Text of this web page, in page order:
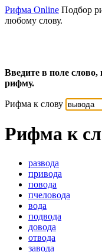
Рифма Online Подбор
любому слову.
Введите в поле
рифму.
Рифма к слову
Рифма к
развода
привода
повода
пчеловода
вода
подвода
довода
отвода
завода